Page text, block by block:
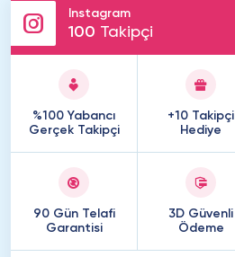
Instagram
100 Takipçi
%100 Yabancı
Gerçek Takipçi
+10 Takipçi
Hediye
90 Gün Telafi
Garantisi
3D Güvenli
Ödeme